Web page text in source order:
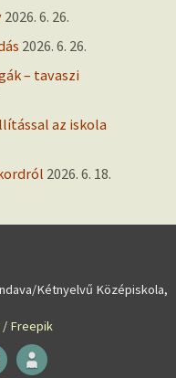
2026. 6. 26.
2026. 6. 26.
– tavaszi
az iskola
2026. 6. 18.
Kétnyelvű Középiskola,
/ Freepik